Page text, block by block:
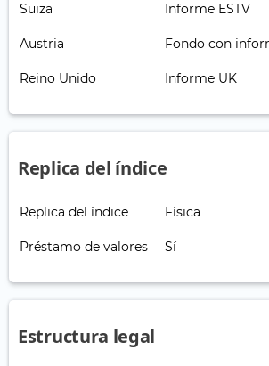
Suiza Informe ESTV
Austria Fondo con
Reino Unido Informe UK
Replica del índice
Replica del índice Física
Préstamo de valores Sí
Estructura legal